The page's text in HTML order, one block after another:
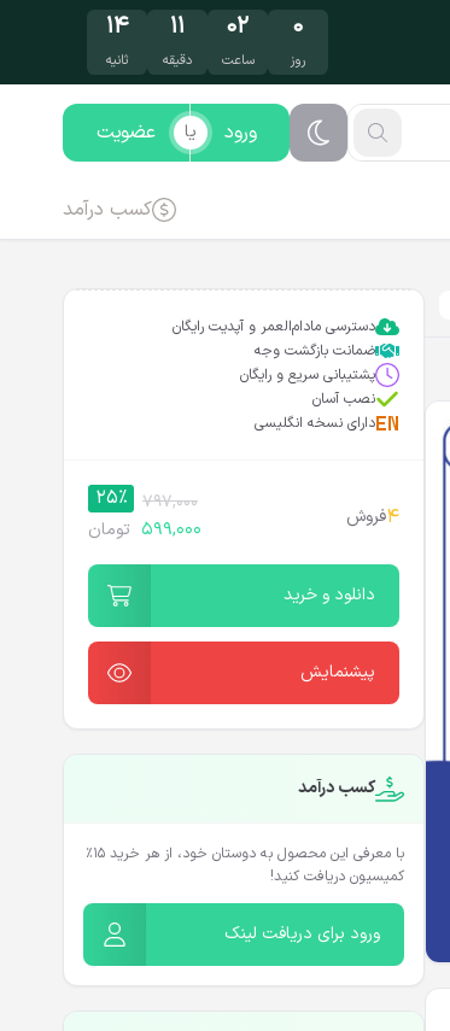
۰
روز
۰۲
ساعت
۱۱
دقیقه
۱۳
ثانیه
ورود عضویت یا
کسب درآمد
دسترسی مادام‌العمر و آپدیت رایگان
ضمانت بازگشت وجه
پشتیبانی سریع و رایگان
نصب آسان
دارای نسخه انگلیسی
4فروش
797,000
25%
599,000 تومان
دانلود و خرید
پیشنمایش
کسب درآمد
با معرفی این محصول به دوستان خود، از هر خرید ۱۵٪
کمیسیون دریافت کنید!
ورود برای دریافت لینک